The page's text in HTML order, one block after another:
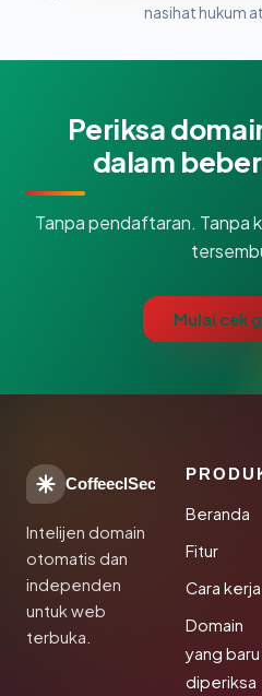
nasihat hukum
Periksa
dalam
Tanpa pendaftaran. Tanpa
Mulai cek
CoffeeclSec
Intelijen domain
otomatis dan
independen
untuk web
terbuka.
Beranda
Fitur
Cara kerja
Domain
yang baru
diperiksa